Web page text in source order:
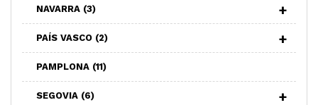
NAVARRA (3)
PAÍS VASCO (2)
PAMPLONA (11)
SEGOVIA (6)